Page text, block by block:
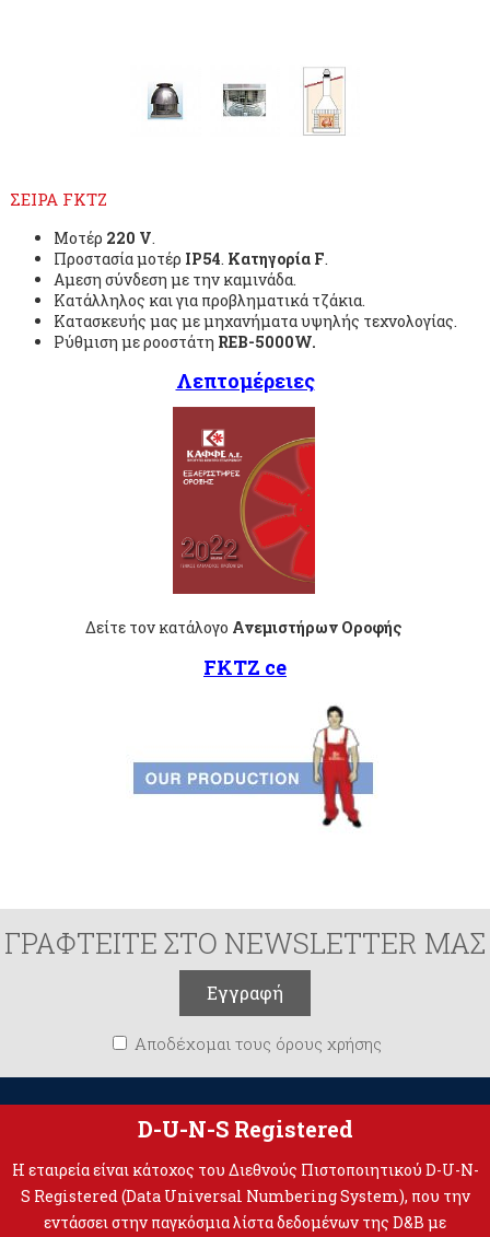
ΣΕΙΡΑ FKTZ
Μοτέρ 220 V.
Προστασία μοτέρ IP54. Κατηγορία F.
Αμεση σύνδεση με την καμινάδα.
Κατάλληλος και για προβληματικά τζάκια.
Κατασκευής μας με μηχανήματα υψηλής τεχνολογίας.
Ρύθμιση με ροοστάτη REB-5000W.
Λεπτομέρειες
Δείτε τον κατάλογο Ανεμιστήρων Οροφής
FKTZ ce
ΓΡΑΦΤΕΙΤΕ ΣΤΟ NEWSLETTER ΜΑΣ
Αποδέχομαι τους όρους χρήσης
D-U-N-S Registered
Η εταιρεία είναι κάτοχος του Διεθνούς Πιστοποιητικού D-U-N-
S Registered (Data Universal Numbering System), που την
εντάσσει στην παγκόσμια λίστα δεδομένων της D&B με